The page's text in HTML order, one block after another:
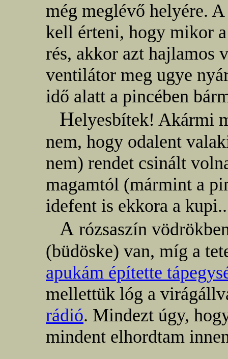
még meglévő helyére.
kell érteni, hogy mikor
rés, akkor azt hajlamos
ventilátor meg ugye
idő alatt a pincében
Helyesbítek! Akármi
nem, hogy odalent
nem) rendet csinált
magamtól (mármint a
idefent is ekkora a
A rózsaszín
(büdöske) van, míg a
apukám építette
mellettük lóg a
rádió. Mindezt úgy,
mindent elhordtam